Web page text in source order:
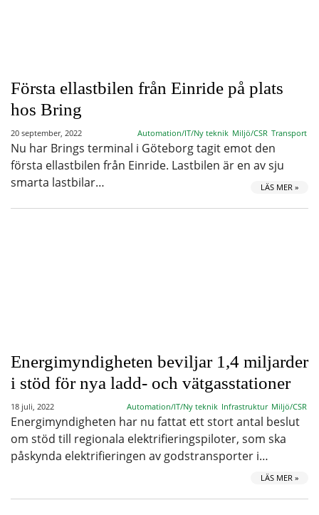
Första ellastbilen från Einride på plats
hos Bring
20 september, 2022 Automation/IT/Ny teknik Miljö/CSR Transport
Nu har Brings terminal i Göteborg tagit emot den
första ellastbilen från Einride. Lastbilen är en av sju
smarta lastbilar…
LÄS MER »
Energimyndigheten beviljar 1,4 miljarder
i stöd för nya ladd- och vätgasstationer
18 juli, 2022 Automation/IT/Ny teknik Infrastruktur Miljö/CSR
Energimyndigheten har nu fattat ett stort antal beslut
om stöd till regionala elektrifieringspiloter, som ska
påskynda elektrifieringen av godstransporter i…
LÄS MER »